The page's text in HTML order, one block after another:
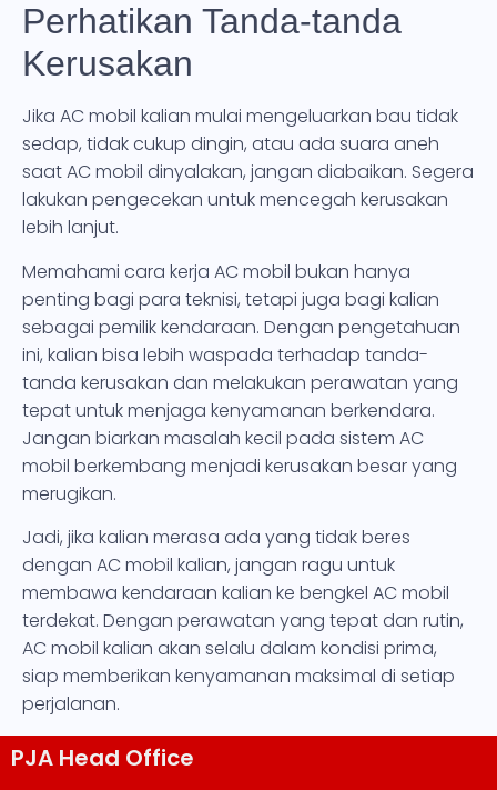
Perhatikan Tanda-tanda
Kerusakan
Jika AC mobil kalian mulai mengeluarkan bau tidak
sedap, tidak cukup dingin, atau ada suara aneh
saat AC mobil dinyalakan, jangan diabaikan. Segera
lakukan pengecekan untuk mencegah kerusakan
lebih lanjut.
Memahami cara kerja AC mobil bukan hanya
penting bagi para teknisi, tetapi juga bagi kalian
sebagai pemilik kendaraan. Dengan pengetahuan
ini, kalian bisa lebih waspada terhadap tanda-
tanda kerusakan dan melakukan perawatan yang
tepat untuk menjaga kenyamanan berkendara.
Jangan biarkan masalah kecil pada sistem AC
mobil berkembang menjadi kerusakan besar yang
merugikan.
Jadi, jika kalian merasa ada yang tidak beres
dengan AC mobil kalian, jangan ragu untuk
membawa kendaraan kalian ke bengkel AC mobil
terdekat. Dengan perawatan yang tepat dan rutin,
AC mobil kalian akan selalu dalam kondisi prima,
siap memberikan kenyamanan maksimal di setiap
perjalanan.
PJA Head Office